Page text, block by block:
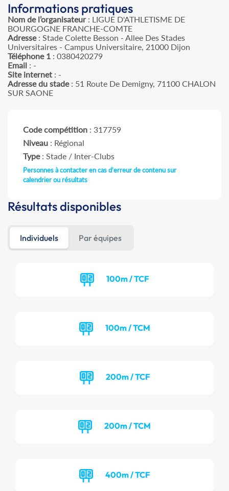
Informations pratiques
Nom de l’organisateur: LIGUE D'ATHLETISME DE
BOURGOGNE FRANCHE-COMTE
Adresse: Stade Colette Besson - Allee Des Stades
Universitaires - Campus Universitaire, 21000 Dijon
Téléphone 1 : 0380420279
Email : -
Site internet : -
Adresse du stade: 51 Route De Demigny, 71100 CHALON
SUR SAONE
Code compétition : 317759
Niveau : Régional
Type: Stade / Inter-Clubs
Personnes à contacter en cas d'erreur de contenu sur
calendrier ou résultats
Résultats disponibles
Individuels Par équipes
100m / TCF
100m / TCM
200m / TCF
200m / TCM
400m / TCF